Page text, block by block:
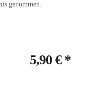
genommen.
5,90 € *